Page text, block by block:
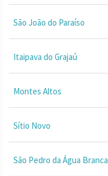
São João do Paraíso
Itaipava do Grajaú
Montes Altos
Sítio Novo
São Pedro da Água Branca